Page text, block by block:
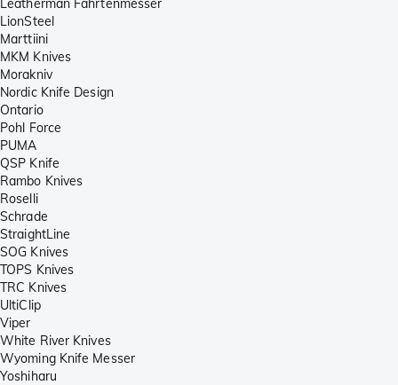
Leatherman Fahrtenmesser
LionSteel
Marttiini
MKM Knives
Morakniv
Nordic Knife Design
Ontario
Pohl Force
PUMA
QSP Knife
Rambo Knives
Roselli
Schrade
StraightLine
SOG Knives
TOPS Knives
TRC Knives
UltiClip
Viper
White River Knives
Wyoming Knife Messer
Yoshiharu